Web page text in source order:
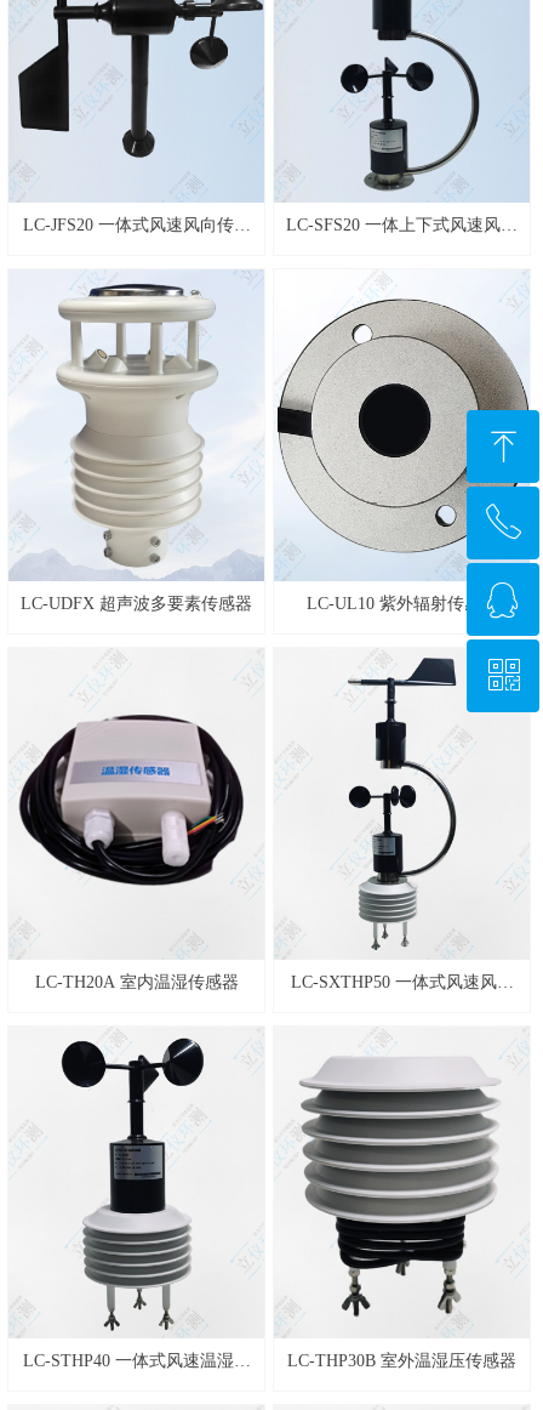
LC-JFS20 一体式风速风向传感
LC-SFS20 一体上下式风速风向
LC-UDFX 超声波多要素传感器 LC-UL10 紫外辐射传感器
LC-TH20A 室内温湿传感器
LC-SXTHP50 一体式风速风向
LC-STHP40 一体式风速温湿压
LC-THP30B 室外温湿压传感器
ꁸ
回到顶部
ꂅ
027-87873956
ꁗ
QQ客服
ꀥ